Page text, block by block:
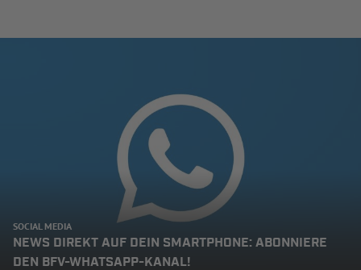
SOCIAL MEDIA
NEWS DIREKT AUF DEIN SMARTPHONE: ABONNIERE
DEN BFV-WHATSAPP-KANAL!